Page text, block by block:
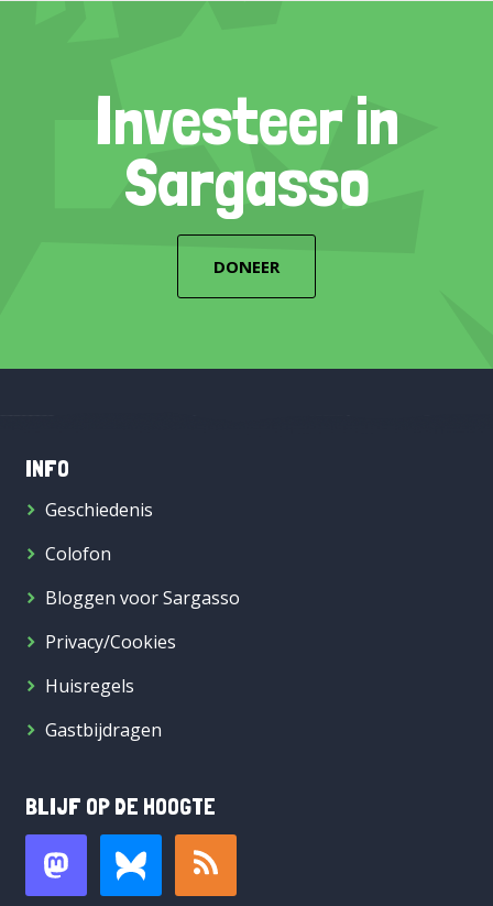
Investeer in
Sargasso
DONEER
INFO
Geschiedenis
Colofon
Bloggen voor Sargasso
Privacy/Cookies
Huisregels
Gastbijdragen
BLIJF OP DE HOOGTE